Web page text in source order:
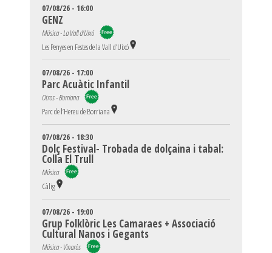
07/08/26 - 16:00
GENZ
Música - La Vall d'Uixó
Les Penyes en Festes de la Vall d’Uixó
07/08/26 - 17:00
Parc Acuàtic Infantil
Otros - Burriana
Parc de l’Hereu de Borriana
07/08/26 - 18:30
Dolç Festival- Trobada de dolçaina i tabal:
Colla El Trull
Música
Càlig
07/08/26 - 19:00
Grup Folklòric Les Camaraes + Associació
Cultural Nanos i Gegants
Música - Vinaròs